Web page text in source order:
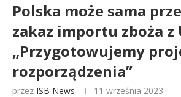
Polska może sama
zakaz importu zboża z
„Przygotowujemy
rozporządzenia”
przez ISB News 11 września 2023